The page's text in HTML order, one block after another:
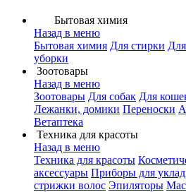
Бытовая химия
Назад в меню
Бытовая химия Для стирки
уборки
Зоотовары
Назад в меню
Зоотовары Для собак Для
Лежанки, домики Переноски
Ветаптека
Техника для красоты
Назад в меню
Техника для красоты
аксессуары Приборы для
стрижки волос Эпиляторы